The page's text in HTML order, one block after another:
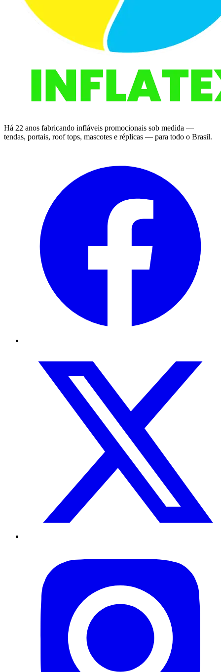
Há 22 anos fabricando infláveis promocionais sob medida —
tendas, portais, roof tops, mascotes e réplicas — para todo o Brasil.